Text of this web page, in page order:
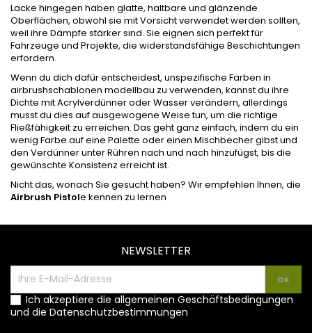
Lacke hingegen haben glatte, haltbare und glänzende
Oberflächen, obwohl sie mit Vorsicht verwendet werden sollten,
weil ihre Dämpfe stärker sind. Sie eignen sich perfekt für
Fahrzeuge und Projekte, die widerstandsfähige Beschichtungen
erfordern.
Wenn du dich dafür entscheidest, unspezifische Farben in
airbrushschablonen modellbau zu verwenden, kannst du ihre
Dichte mit Acrylverdünner oder Wasser verändern, allerdings
musst du dies auf ausgewogene Weise tun, um die richtige
Fließfähigkeit zu erreichen. Das geht ganz einfach, indem du ein
wenig Farbe auf eine Palette oder einen Mischbecher gibst und
den Verdünner unter Rühren nach und nach hinzufügst, bis die
gewünschte Konsistenz erreicht ist.
Nicht das, wonach Sie gesucht haben? Wir empfehlen Ihnen, die
Airbrush Pistole kennen zu lernen
NEWSLETTER
Ich akzeptiere die allgemeinen Geschäftsbedingungen
und die Datenschutzbestimmungen